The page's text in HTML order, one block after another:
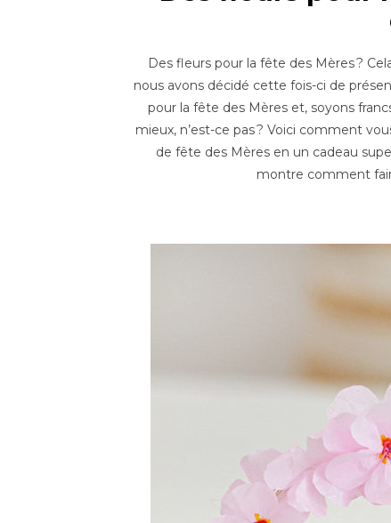
Des fleurs pour la fête des Mères ?
nous avons décidé cette fois-ci de
pour la fête des Mères et, soyons
mieux, n’est-ce pas ? Voici comment
de fête des Mères en un cadeau
montre comment